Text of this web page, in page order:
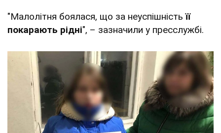
"Малолітня боялася, що за неуспішність її
покарають рідні", – зазначили у пресслужбі.